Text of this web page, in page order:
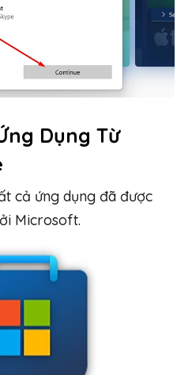
Dụng Từ
cả ứng dụng đã được
Microsoft.